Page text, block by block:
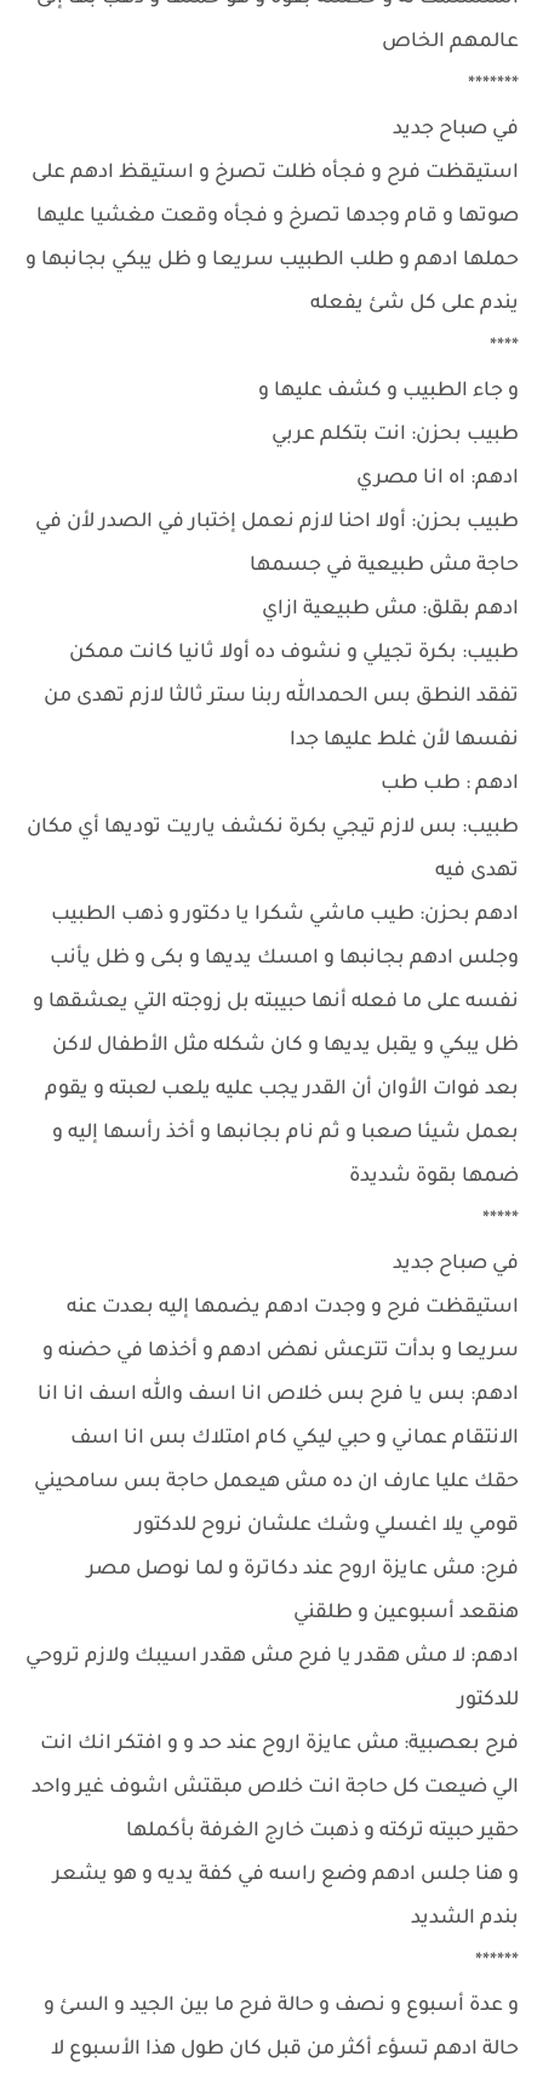
عالمهم الخاص
*******
في صباح جديد
استيقظت فرح و فجأه ظلت تصرخ و استيقظ ادهم على
صوتها و قام وجدها تصرخ و فجأه وقعت مغشيا عليها
حملها ادهم و طلب الطبيب سريعا و ظل يبكي بجانبها و
يندم على كل شئ يفعله
****
و جاء الطبيب و كشف عليها و
طبيب بحزن: انت بتكلم عربي
ادهم: اه انا مصري
طبيب بحزن: أولا احنا لازم نعمل إختبار في الصدر لأن في
حاجة مش طبيعية في جسمها
ادهم بقلق: مش طبيعية ازاي
طبيب: بكرة تجيلي و نشوف ده أولا ثانيا كانت ممكن
تفقد النطق بس الحمدالله ربنا ستر ثالثا لازم تهدى من
نفسها لأن غلط عليها جدا
ادهم : طب طب
طبيب: بس لازم تيجي بكرة نكشف ياريت توديها أي مكان
تهدى فيه
ادهم بحزن: طيب ماشي شكرا يا دكتور و ذهب الطبيب
وجلس ادهم بجانبها و امسك يديها و بكى و ظل يأنب
نفسه على ما فعله أنها حبيبته بل زوجته التي يعشقها و
ظل يبكي و يقبل يديها و كان شكله مثل الأطفال لاكن
بعد فوات الأوان أن القدر يجب عليه يلعب لعبته و يقوم
بعمل شيئا صعبا و ثم نام بجانبها و أخذ رأسها إليه و
ضمها بقوة شديدة
*****
في صباح جديد
استيقظت فرح و وجدت ادهم يضمها إليه بعدت عنه
سريعا و بدأت تترعش نهض ادهم و أخذها في حضنه و
ادهم: بس يا فرح بس خلاص انا اسف والله اسف انا انا
الانتقام عماني و حبي ليكي كام امتلاك بس انا اسف
حقك عليا عارف ان ده مش هيعمل حاجة بس سامحيني
قومي يلا اغسلي وشك علشان نروح للدكتور
فرح: مش عايزة اروح عند دكاترة و لما نوصل مصر
هنقعد أسبوعين و طلقني
ادهم: لا مش هقدر يا فرح مش هقدر اسيبك ولازم تروحي
للدكتور
فرح بعصبية: مش عايزة اروح عند حد و و افتكر انك انت
الي ضيعت كل حاجة انت خلاص مبقتش اشوف غير واحد
حقير حبيته تركته و ذهبت خارج الغرفة بأكملها
و هنا جلس ادهم وضع راسه في كفة يديه و هو يشعر
بندم الشديد
******
و عدة أسبوع و نصف و حالة فرح ما بين الجيد و السئ و
حالة ادهم تسؤء أكثر من قبل كان طول هذا الأسبوع لا